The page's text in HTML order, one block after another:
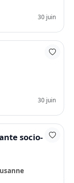
30 juin
30 juin
socio-